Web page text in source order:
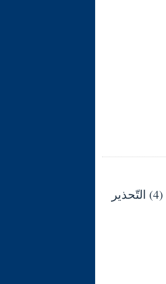
شرح الوجيز في فقه السنّة والكتاب العزيز (127) كتاب الزّكاة (4) التّحذير